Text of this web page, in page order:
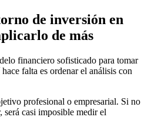
de inversión en
de más
financiero sofisticado para tomar
falta es ordenar el análisis con
profesional o empresarial. Si no
será casi imposible medir el